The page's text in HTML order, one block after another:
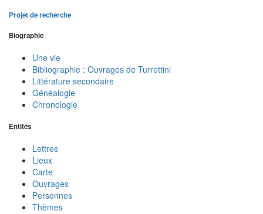
Projet de recherche
Biographie
Une vie
Bibliographie : Ouvrages de Turrettini
Littérature secondaire
Généalogie
Chronologie
Entités
Lettres
Lieux
Carte
Ouvrages
Personnes
Thèmes